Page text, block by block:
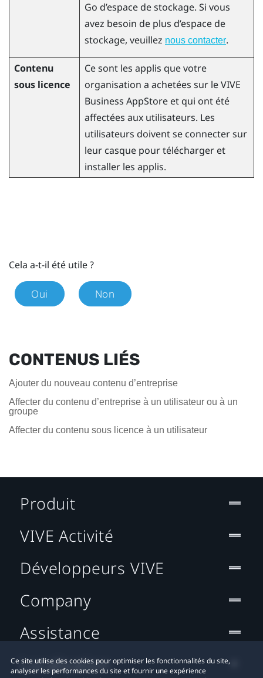
Go d’espace de stockage. Si vous
avez besoin de plus d’espace de
stockage, veuillez nous contacter.
Contenu
sous licence
Ce sont les applis que votre
organisation a achetées sur leVIVE
Business AppStore et qui ont été
affectées aux utilisateurs. Les
utilisateurs doivent se connecter sur
leur casque pour télécharger et
installer les applis.
Cela a-t-il été utile ?
Oui Non
CONTENUS LIÉS
Ajouter du nouveau contenu d’entreprise
Affecter du contenu d’entreprise à un utilisateur ou à un
groupe
Affecter du contenu sous licence à un utilisateur
Ce site utilise des cookies pour optimiser les fonctionnalités du site,
analyser les performances du site et fournir une expérience
Produit
VIVE Activité
Développeurs VIVE
Company
Assistance
Localisation